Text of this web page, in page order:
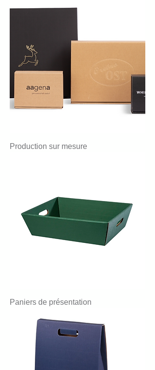
Production sur mesure
Paniers de présentation